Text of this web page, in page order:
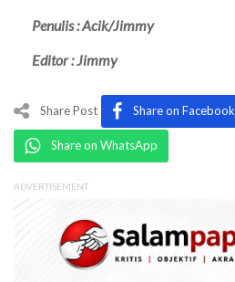
Penulis : Acik/Jimmy
Editor : Jimmy
Share Post Share on Facebook
Share on WhatsApp
ADVERTISEMENT